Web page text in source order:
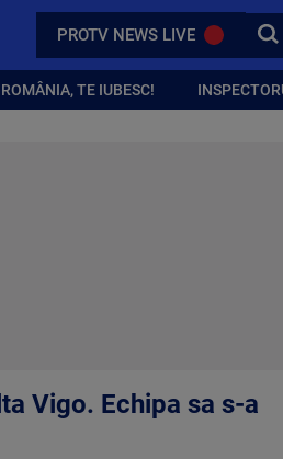
PROTV NEWS LIVE
ROMÂNIA, TE IUBESC!
Vigo. Echipa sa s-a